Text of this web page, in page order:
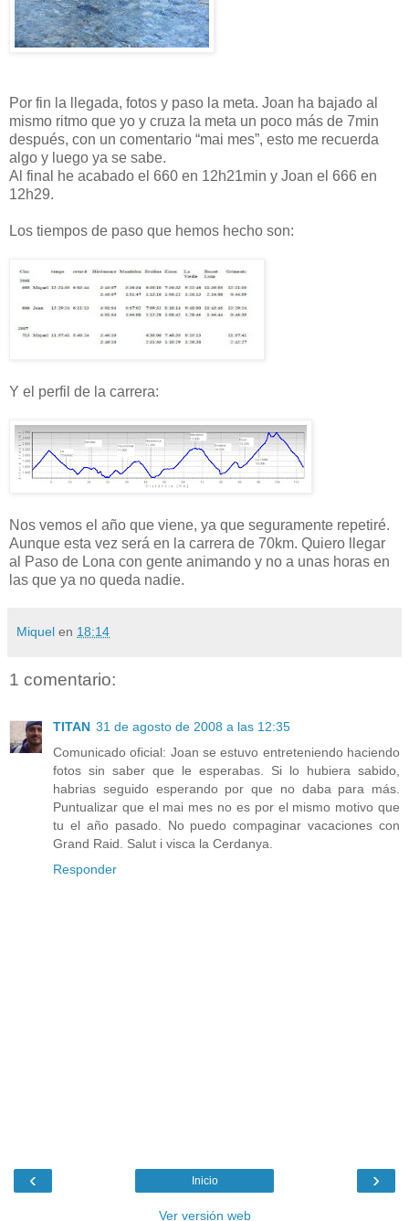
Por fin la llegada, fotos y paso la meta. Joan ha bajado al
mismo ritmo que yo y cruza la meta un poco más de 7min
después, con un comentario “mai mes”, esto me recuerda
algo y luego ya se sabe.
Al final he acabado el 660 en 12h21min y Joan el 666 en
12h29.
Los tiempos de paso que hemos hecho son:
Y el perfil de la carrera:
Nos vemos el año que viene, ya que seguramente repetiré.
Aunque esta vez será en la carrera de 70km. Quiero llegar
al Paso de Lona con gente animando y no a unas horas en
las que ya no queda nadie.
Miquel en 18:14
1 comentario:
TITAN 31 de agosto de 2008 a las 12:35
Comunicado oficial: Joan se estuvo entreteniendo haciendo
fotos sin saber que le esperabas. Si lo hubiera sabido,
habrias seguido esperando por que no daba para más.
Puntualizar que el mai mes no es por el mismo motivo que
tu el año pasado. No puedo compaginar vacaciones con
Grand Raid. Salut i visca la Cerdanya.
Responder
‹ ›
Inicio
Ver versión web